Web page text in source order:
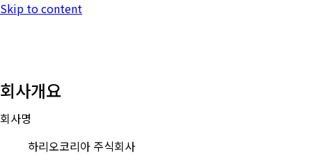
Skip to content
회사개요
회사명
하리오코리아 주식회사